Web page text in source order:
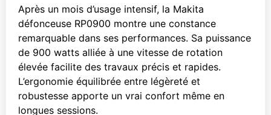
Après un mois d’usage intensif, la Makita
défonceuse RP0900 montre une constance
remarquable dans ses performances. Sa puissance
de 900 watts alliée à une vitesse de rotation
élevée facilite des travaux précis et rapides.
L’ergonomie équilibrée entre légèreté et
robustesse apporte un vrai confort même en
longues sessions.